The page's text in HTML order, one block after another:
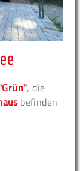
, die
befinden